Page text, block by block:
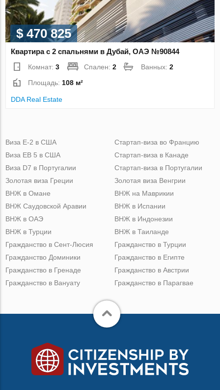
$ 470 825
Квартира с 2 спальнями в Дубай, ОАЭ №90844
Комнат:3 Спален:2 Ванных:2
Площадь: 108 м²
DDA Real Estate
Виза Е-2 в США
Виза ЕВ 5 в США
Виза D7 в Португалии
Золотая виза Греции
Стартап-виза во Францию
Стартап-виза в Канаде
Стартап-виза в Португалии
Золотая виза Венгрии
ВНЖ в Омане
ВНЖ Саудовской Аравии
ВНЖ в ОАЭ
ВНЖ в Турции
ВНЖ на Маврикии
ВНЖ в Испании
ВНЖ в Индонезии
ВНЖ в Таиланде
Гражданство в Сент-Люсия
Гражданство Доминики
Гражданство в Гренаде
Гражданство в Вануату
Гражданство в Турции
Гражданство в Египте
Гражданство в Австрии
Гражданство в Парагвае